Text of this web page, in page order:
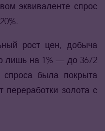
эквиваленте спрос
рост цен, добыча
лишь на 1% — до 3672
спроса была покрыта
переработки золота с